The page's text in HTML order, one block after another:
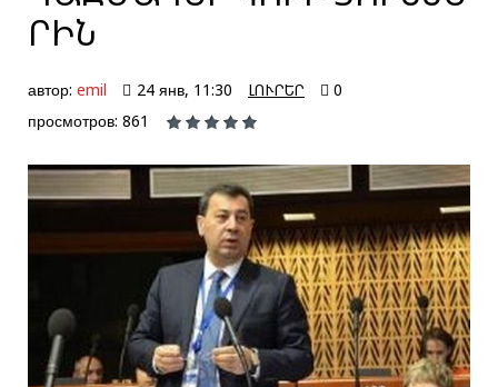
ՐԻՆ
автор: emil 24 янв, 11:30 ԼՈՒՐԵՐ
0
просмотров: 861